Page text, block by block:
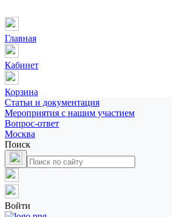
Главная
Кабинет
Корзина
Статьи и документация
Мероприятия с нашим участием
Вопрос-ответ
Москва
Поиск
Войти